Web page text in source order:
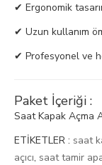
✔ Ergonomik
✔ Uzun kullanım
✔ Profesyonel ve
Paket İçeriği :
Saat Kapak Açma
ETİKETLER : saat
açıcı, saat tamir